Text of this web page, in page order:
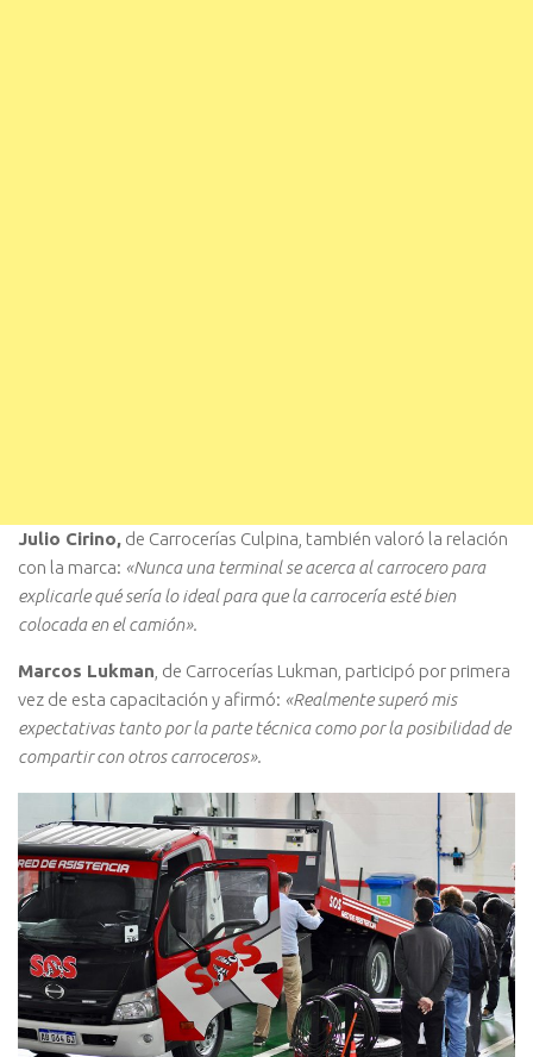
Julio Cirino, de Carrocerías Culpina, también valoró la relación
con la marca: «Nunca una terminal se acerca al carrocero para
explicarle qué sería lo ideal para que la carrocería esté bien
colocada en el camión».
Marcos Lukman, de Carrocerías Lukman, participó por primera
vez de esta capacitación y afirmó: «Realmente superó mis
expectativas tanto por la parte técnica como por la posibilidad de
compartir con otros carroceros».